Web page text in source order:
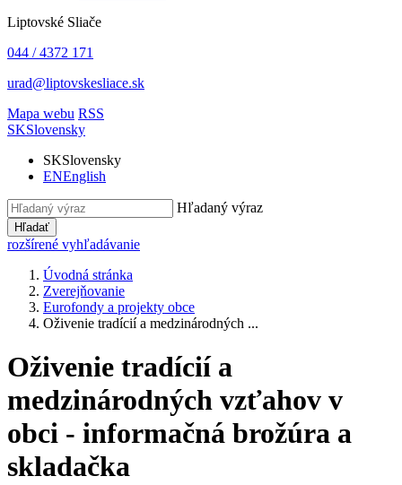
Liptovské Sliače
044 / 4372 171
urad@liptovskesliace.sk
Mapa webu RSS
SKSlovensky
SKSlovensky
ENEnglish
Hľadaný výraz
Hľadať
rozšírené vyhľadávanie
Úvodná stránka
Zverejňovanie
Eurofondy a projekty obce
Oživenie tradícií a medzinárodných ...
Oživenie tradícií a
medzinárodných vzťahov v
obci - informačná brožúra a
skladačka